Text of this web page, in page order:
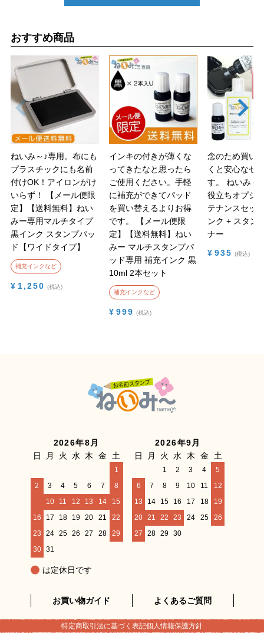
おすすめ商品
ねいみ～♪専用。布にも
プラスチックにも名前
付けOK！アイロンがけ
いらず！
【メール便限
定】【送料無料】ねい
みー専用マルチタイプ
黒インク スタンプパッ
ド【ワイドタイプ】
補充インクなど
¥ 1,250 税込
インキの付きが薄くな
ってきたなと思ったら
ご使用ください。手軽
に補充ができてパッド
を買い替えるよりお得
です。
【メール便限
定】【送料無料】ねい
みー マルチスタンプパ
ッド専用 補充インク 黒
10ml 2本セット
補充インクなど
¥ 999 税込
念のため買い
くと安心なセ
す。
ねいみ～
役立ちオプシ
テナンスセッ
ンク + スタン
ナー
¥ 935 税込
2026年8月
日
月 火 水 木 金 土
1
2
3 4 5 6 7
8
10 11 12 13 14
15
16
17 18 19 20 21
22
23
24 25 26 27 28
29
30
31
2026年9月
日
月 火 水 木 金 土
1 2 3 4
5
6
7 8 9 10 11
12
13
14 15 16 17 18
19
20 21 22 23 24 25
26
27
28 29 30
は定休日です
お買い物ガイド よくあるご質問
特定商取引法に基づく表記個人情報保護方針